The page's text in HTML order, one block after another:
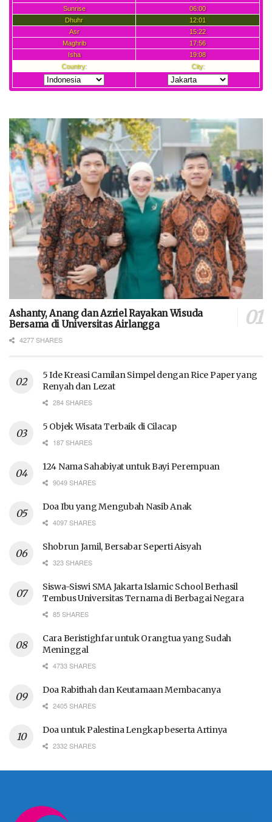
Ashanty, Anang dan Azriel Rayakan Wisuda
Bersama di Universitas Airlangga
4277 SHARES
5 Ide Kreasi Camilan Simpel dengan Rice Paper yang
Renyah dan Lezat
284 SHARES
5 Objek Wisata Terbaik di Cilacap
187 SHARES
124 Nama Sahabiyat untuk Bayi Perempuan
9049 SHARES
Doa Ibu yang Mengubah Nasib Anak
4097 SHARES
Shobrun Jamil, Bersabar Seperti Aisyah
323 SHARES
Siswa-Siswi SMA Jakarta Islamic School Berhasil
Tembus Universitas Ternama di Berbagai Negara
85 SHARES
Cara Beristighfar untuk Orangtua yang Sudah
Meninggal
4733 SHARES
Doa Rabithah dan Keutamaan Membacanya
2405 SHARES
Doa untuk Palestina Lengkap beserta Artinya
2332 SHARES